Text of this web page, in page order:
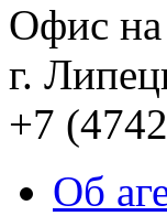
Офис на
г.
+7
Об